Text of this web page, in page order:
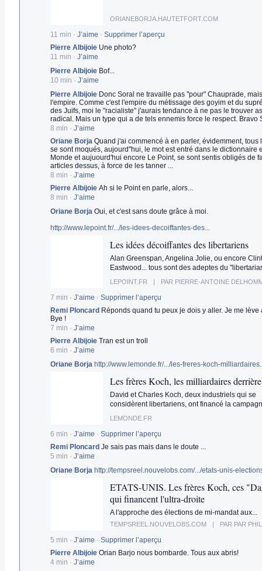
ORIANEBORJA.HAUTETFORT.COM
11 min · J’aime · Supprimer l’aperçu
Pierre Albijoie Une photo?
11 min · J’aime
Pierre Albijoie Bof...
10 min · J’aime
Pierre Albijoie Donc Soral ne travaille pas "pour" Chauprade,
l'empire. Comme c'est l'empire du métissage des goyim et du
des Juifs, moi le "racialiste" j'aurais tendance à ne pas le trouver
radical. Mais un type qui a de tels ennemis force le respect. Bravo
8 min · J’aime
Oriane Borja Quand j'ai commencé à en parler, évidemment, tous
se sont moqués, aujourd"hui, le mot est entré dans le dictionnaire
Monde et aujuourd'hui encore Le Point, se sont sentis obligés de
articles dessus, à force de les tanner ...
8 min · J’aime
Pierre Albijoie Ah si le Point en parle, alors...
8 min · J’aime
Oriane Borja Oui, et c'est sans doute grâce à moi.
http://www.lepoint.fr/.../les-idees-decoiffantes-des...
Les idées décoiffantes des libertariens
Alan Greenspan, Angelina Jolie, ou encore Clint
Eastwood... tous sont des adeptes du
LEPOINT.FR | PAR PIERRE-ANTOINE
7 min · J’aime · Supprimer l’aperçu
Remi Ploncard Réponds quand tu peux je dois y aller. Je me lève
Bye !
7 min · J’aime
Pierre Albijoie Tran est un troll
6 min · J’aime
Oriane Borja http://www.lemonde.fr/.../les-freres-koch-
Les frères Koch, les milliardaires
David et Charles Koch, deux industriels qui se
considèrent libertariens, ont financé la
LEMONDE.FR
6 min · J’aime · Supprimer l’aperçu
Remi Ploncard Je sais pas mais dans le doute ...
5 min · J’aime
Oriane Borja http://tempsreel.nouvelobs.com/.../etats-unis-
ETATS-UNIS. Les frères Koch, ces
qui financent l'ultra-droite
A l'approche des élections de mi-mandat aux...
TEMPSREEL.NOUVELOBS.COM | PAR PAR PHILIPPE BOULET-
5 min · J’aime · Supprimer l’aperçu
Pierre Albijoie Orian Barjo nous bombarde. Tous aux abris!
4 min · J’aime